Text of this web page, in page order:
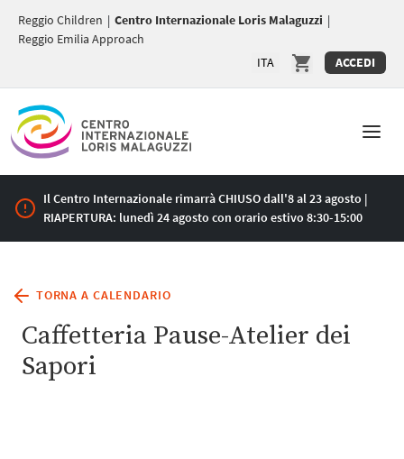
Reggio Children | Centro Internazionale Loris Malaguzzi |
Reggio Emilia Approach
ITA
ACCEDI
Il Centro Internazionale rimarrà CHIUSO dall'8 al 23 agosto |
RIAPERTURA: lunedì 24 agosto con orario estivo 8:30-15:00
TORNA A CALENDARIO
Caffetteria Pause-Atelier dei
Sapori